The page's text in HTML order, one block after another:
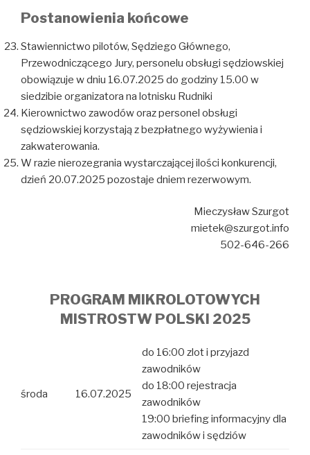
Postanowienia końcowe
Stawiennictwo pilotów, Sędziego Głównego,
Przewodniczącego Jury, personelu obsługi sędziowskiej
obowiązuje w dniu 16.07.2025 do godziny 15.00 w
siedzibie organizatora na lotnisku Rudniki
Kierownictwo zawodów oraz personel obsługi
sędziowskiej korzystają z bezpłatnego wyżywienia i
zakwaterowania.
W razie nierozegrania wystarczającej ilości konkurencji,
dzień 20.07.2025 pozostaje dniem rezerwowym.
Mieczysław Szurgot
mietek@szurgot.info
502-646-266
PROGRAM MIKROLOTOWYCH
MISTROSTW POLSKI 2025
środa 16.07.2025
do 16:00 zlot i przyjazd
zawodników
do 18:00 rejestracja
zawodników
19:00 briefing informacyjny dla
zawodników i sędziów